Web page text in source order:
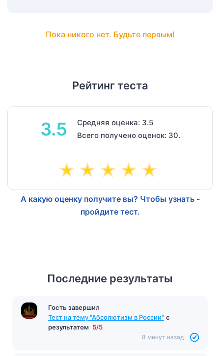
Пока никого нет. Будьте первым!
Рейтинг теста
3.5
Средняя оценка: 3.5
Всего получено оценок: 30.
А какую оценку получите вы? Чтобы узнать -
пройдите тест.
Последние результаты
Гость завершил
Тест на тему "Абсолютизм в России" с
результатом 5/5
8 минут назад